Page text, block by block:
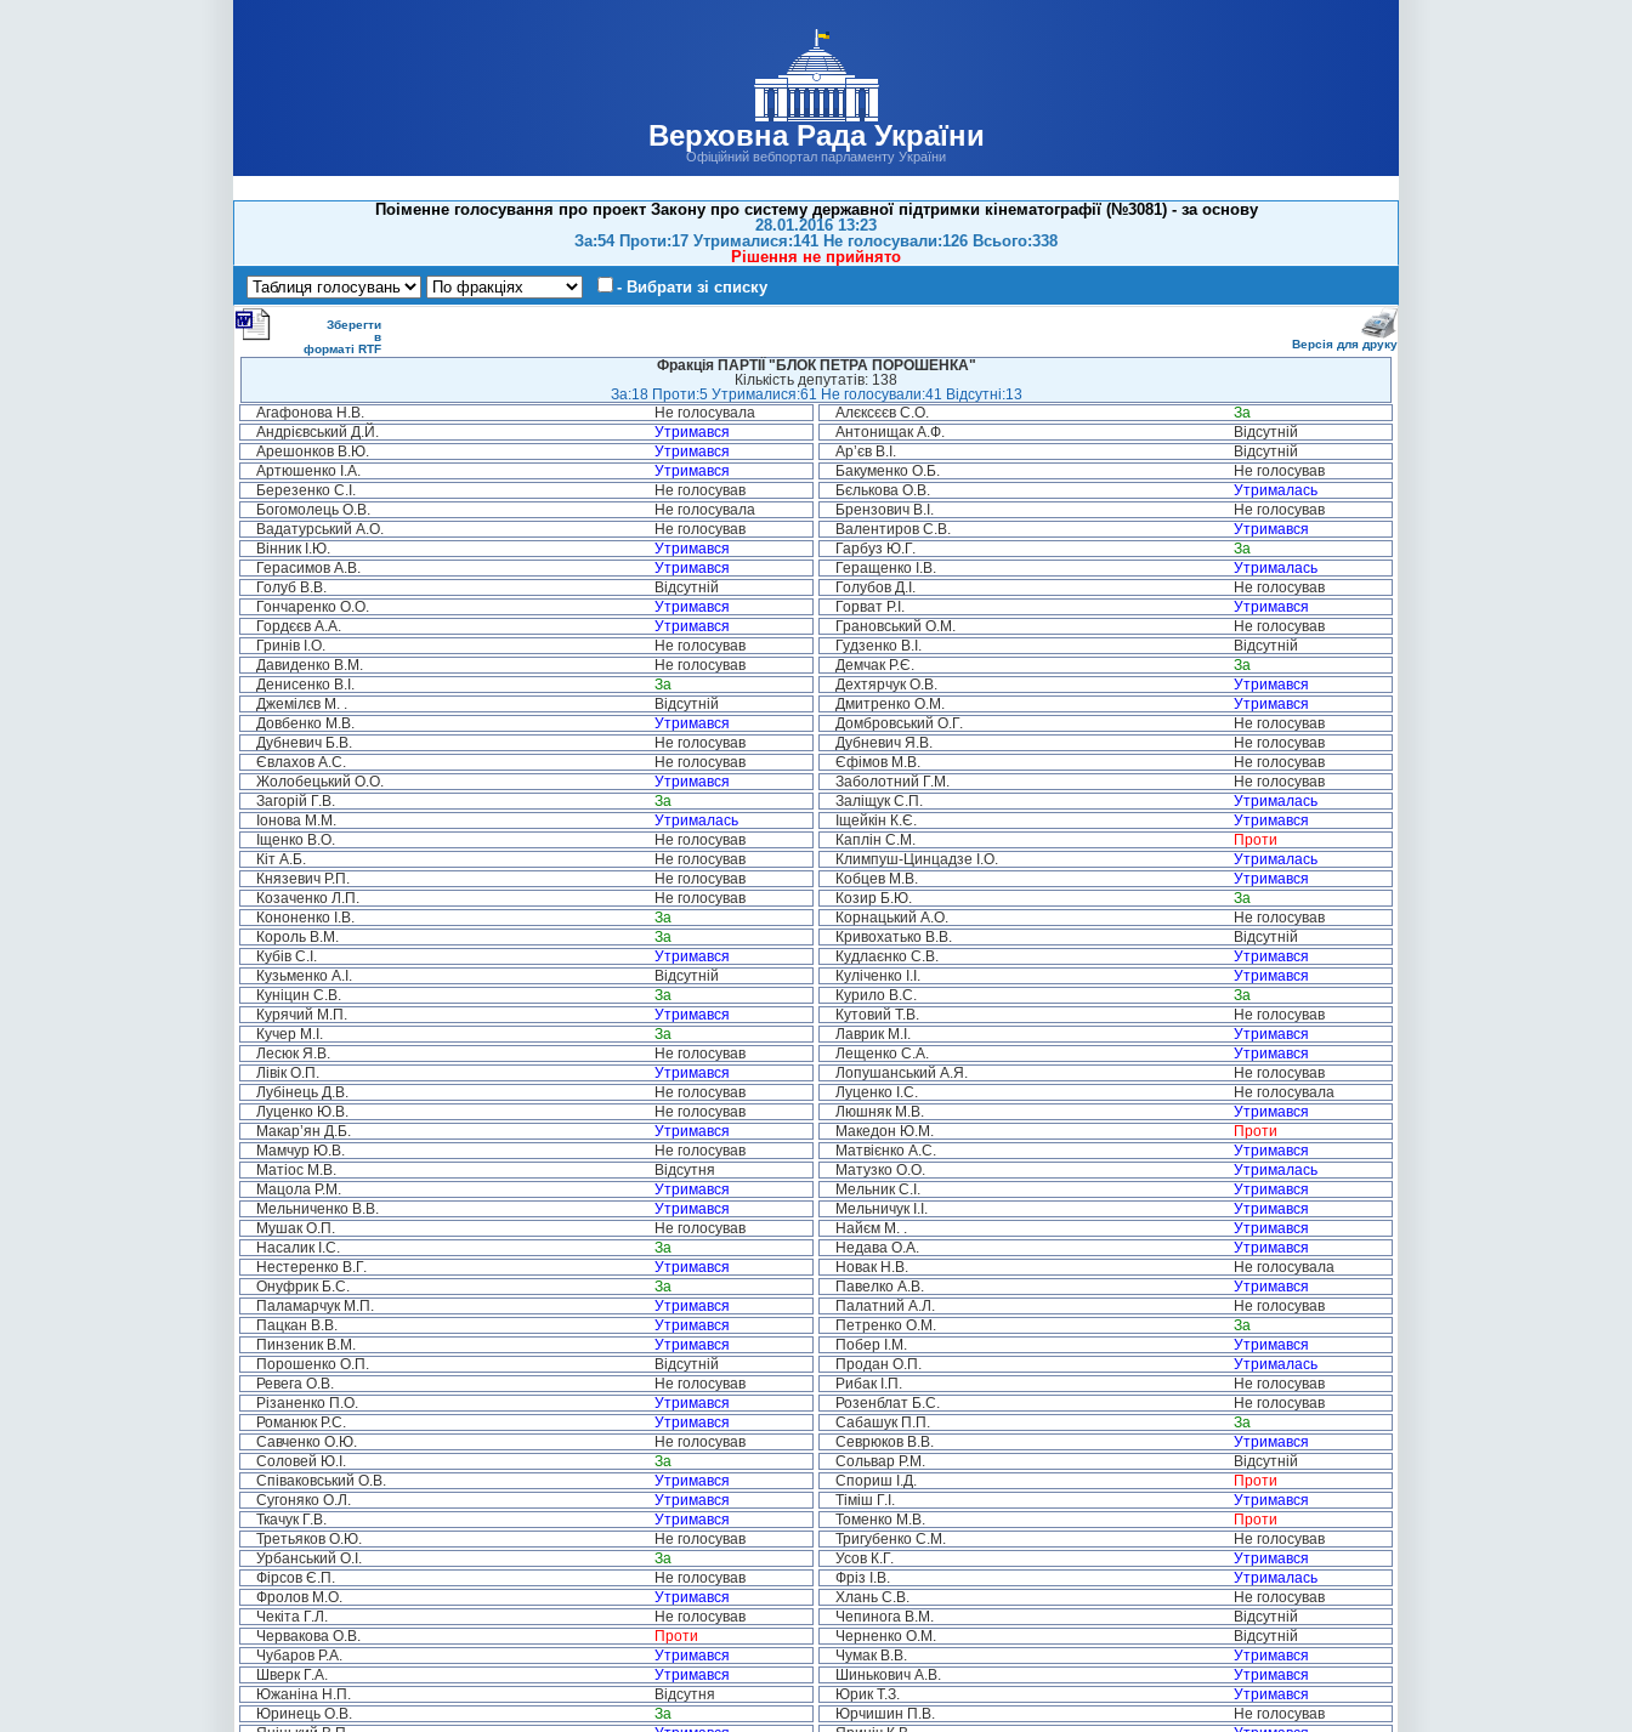
Верховна Рада України
Офіційний вебпортал парламенту України
Поіменне голосування про проект Закону про систему державної підтримки кінематографії (№3081) - за основу
28.01.2016 13:23
За:54 Проти:17 Утрималися:141 Не голосували:126 Всього:338
Рішення не прийнято
- Вибрати зі списку
Зберегти
в
форматі RTF
Версія для друку
Фракція ПАРТІЇ "БЛОК ПЕТРА ПОРОШЕНКА"
Кількість депутатів: 138
За:18 Проти:5 Утрималися:61 Не голосували:41 Відсутні:13
Агафонова Н.В.
Не голосувала Алєксєєв С.О.
За
Андрієвський Д.Й.
Утримався Антонищак А.Ф.
Відсутній
Арешонков В.Ю.
Утримався Ар’єв В.І.
Відсутній
Артюшенко І.А.
Утримався Бакуменко О.Б.
Не голосував
Березенко С.І.
Не голосував Бєлькова О.В.
Утрималась
Богомолець О.В.
Не голосувала Брензович В.І.
Не голосував
Вадатурський А.О.
Не голосував Валентиров С.В.
Утримався
Вінник І.Ю.
Утримався Гарбуз Ю.Г.
За
Герасимов А.В.
Утримався Геращенко І.В.
Утрималась
Голуб В.В.
Відсутній Голубов Д.І.
Не голосував
Гончаренко О.О.
Утримався Горват Р.І.
Утримався
Гордєєв А.А.
Утримався Грановський О.М.
Не голосував
Гринів І.О.
Не голосував Гудзенко В.І.
Відсутній
Давиденко В.М.
Не голосував Демчак Р.Є.
За
Денисенко В.І.
За Дехтярчук О.В.
Утримався
Джемілєв М. .
Відсутній Дмитренко О.М.
Утримався
Довбенко М.В.
Утримався Домбровський О.Г.
Не голосував
Дубневич Б.В.
Не голосував Дубневич Я.В.
Не голосував
Євлахов А.С.
Не голосував Єфімов М.В.
Не голосував
Жолобецький О.О.
Утримався Заболотний Г.М.
Не голосував
Загорій Г.В.
За Заліщук С.П.
Утрималась
Іонова М.М.
Утрималась Іщейкін К.Є.
Утримався
Іщенко В.О.
Не голосував Каплін С.М.
Проти
Кіт А.Б.
Не голосував Климпуш-Цинцадзе І.О.
Утрималась
Князевич Р.П.
Не голосував Кобцев М.В.
Утримався
Козаченко Л.П.
Не голосував Козир Б.Ю.
За
Кононенко І.В.
За Корнацький А.О.
Не голосував
Король В.М.
За Кривохатько В.В.
Відсутній
Кубів С.І.
Утримався Кудлаєнко С.В.
Утримався
Кузьменко А.І.
Відсутній Куліченко І.І.
Утримався
Куніцин С.В.
За Курило В.С.
За
Курячий М.П.
Утримався Кутовий Т.В.
Не голосував
Кучер М.І.
За Лаврик М.І.
Утримався
Лесюк Я.В.
Не голосував Лещенко С.А.
Утримався
Лівік О.П.
Утримався Лопушанський А.Я.
Не голосував
Лубінець Д.В.
Не голосував Луценко І.С.
Не голосувала
Луценко Ю.В.
Не голосував Люшняк М.В.
Утримався
Макар’ян Д.Б.
Утримався Македон Ю.М.
Проти
Мамчур Ю.В.
Не голосував Матвієнко А.С.
Утримався
Матіос М.В.
Відсутня Матузко О.О.
Утрималась
Мацола Р.М.
Утримався Мельник С.І.
Утримався
Мельниченко В.В.
Утримався Мельничук І.І.
Утримався
Мушак О.П.
Не голосував Найєм М. .
Утримався
Насалик І.С.
За Недава О.А.
Утримався
Нестеренко В.Г.
Утримався Новак Н.В.
Не голосувала
Онуфрик Б.С.
За Павелко А.В.
Утримався
Паламарчук М.П.
Утримався Палатний А.Л.
Не голосував
Пацкан В.В.
Утримався Петренко О.М.
За
Пинзеник В.М.
Утримався Побер І.М.
Утримався
Порошенко О.П.
Відсутній Продан О.П.
Утрималась
Ревега О.В.
Не голосував Рибак І.П.
Не голосував
Різаненко П.О.
Утримався Розенблат Б.С.
Не голосував
Романюк Р.С.
Утримався Сабашук П.П.
За
Савченко О.Ю.
Не голосував Севрюков В.В.
Утримався
Соловей Ю.І.
За Сольвар Р.М.
Відсутній
Співаковський О.В.
Утримався Спориш І.Д.
Проти
Сугоняко О.Л.
Утримався Тіміш Г.І.
Утримався
Ткачук Г.В.
Утримався Томенко М.В.
Проти
Третьяков О.Ю.
Не голосував Тригубенко С.М.
Не голосував
Урбанський О.І.
За Усов К.Г.
Утримався
Фірсов Є.П.
Не голосував Фріз І.В.
Утрималась
Фролов М.О.
Утримався Хлань С.В.
Не голосував
Чекіта Г.Л.
Не голосував Чепинога В.М.
Відсутній
Червакова О.В.
Проти Черненко О.М.
Відсутній
Чубаров Р.А.
Утримався Чумак В.В.
Утримався
Шверк Г.А.
Утримався Шинькович А.В.
Утримався
Южаніна Н.П.
Відсутня Юрик Т.З.
Утримався
Юринець О.В.
За Юрчишин П.В.
Не голосував